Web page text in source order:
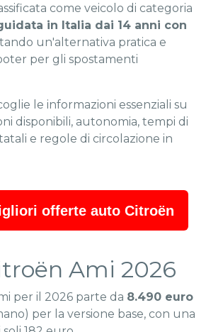
come veicolo di categoria
in Italia dai 14 anni con
un'alternativa pratica e
per gli spostamenti
le informazioni essenziali su
disponibili, autonomia, tempi di
e regole di circolazione in
offerte auto Citroën
Ami 2026
per il 2026 parte da 8.490 euro
per la versione base, con una